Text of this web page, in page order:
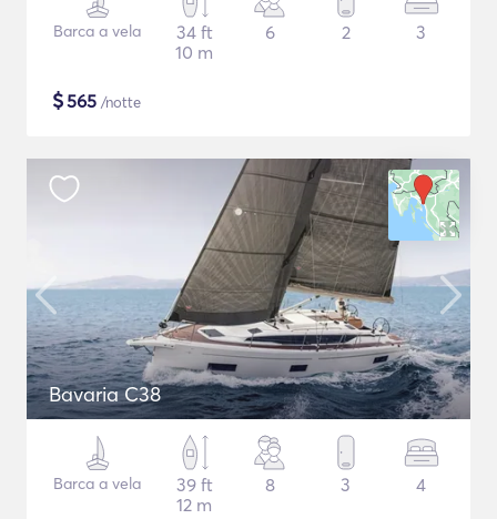
Barca a vela
34 ft
10 m
6 2 3
$565 /notte
Bavaria C38
Barca a vela
39 ft
12 m
8 3 4